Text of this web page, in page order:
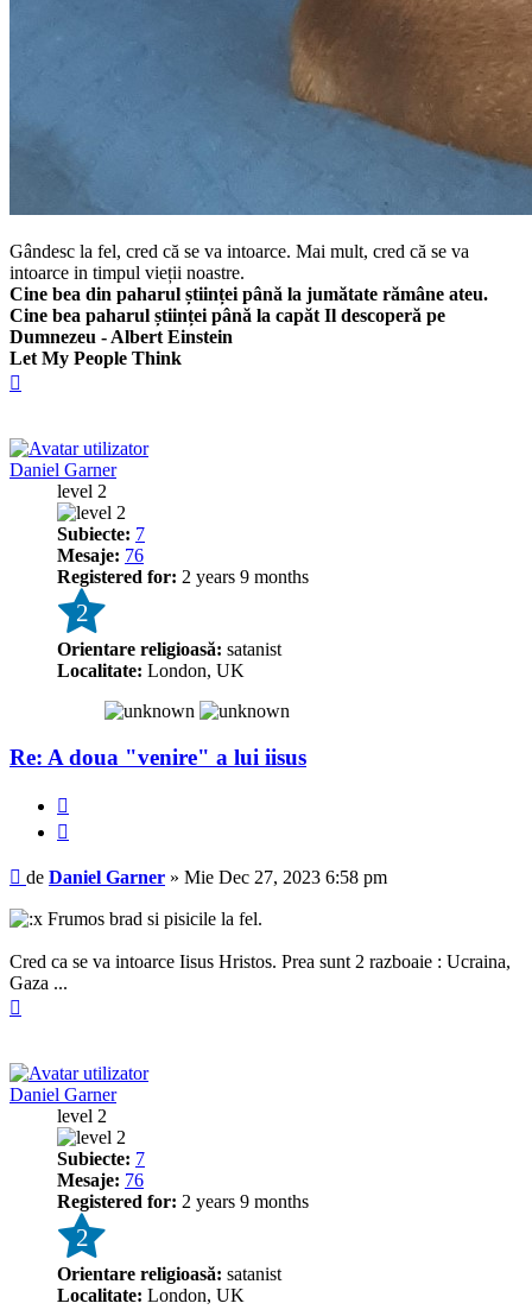
Gândesc la fel, cred că se va intoarce. Mai mult, cred că se va
intoarce in timpul vieții noastre.
Cine bea din paharul științei până la jumătate rămâne ateu.
Cine bea paharul științei până la capăt Il descoperă pe
Dumnezeu - Albert Einstein
Let My People Think
Daniel Garner
level 2
Subiecte: 7
Mesaje: 76
Registered for: 2 years 9 months
2
Orientare religioasă: satanist
Localitate: London, UK
Re: A doua "venire" a lui iisus
Mesaj
de Daniel Garner » Mie Dec 27, 2023 6:58 pm
Frumos brad si pisicile la fel.
Cred ca se va intoarce Iisus Hristos. Prea sunt 2 razboaie : Ucraina,
Gaza ...
Daniel Garner
level 2
Subiecte: 7
Mesaje: 76
Registered for: 2 years 9 months
2
Orientare religioasă: satanist
Localitate: London, UK